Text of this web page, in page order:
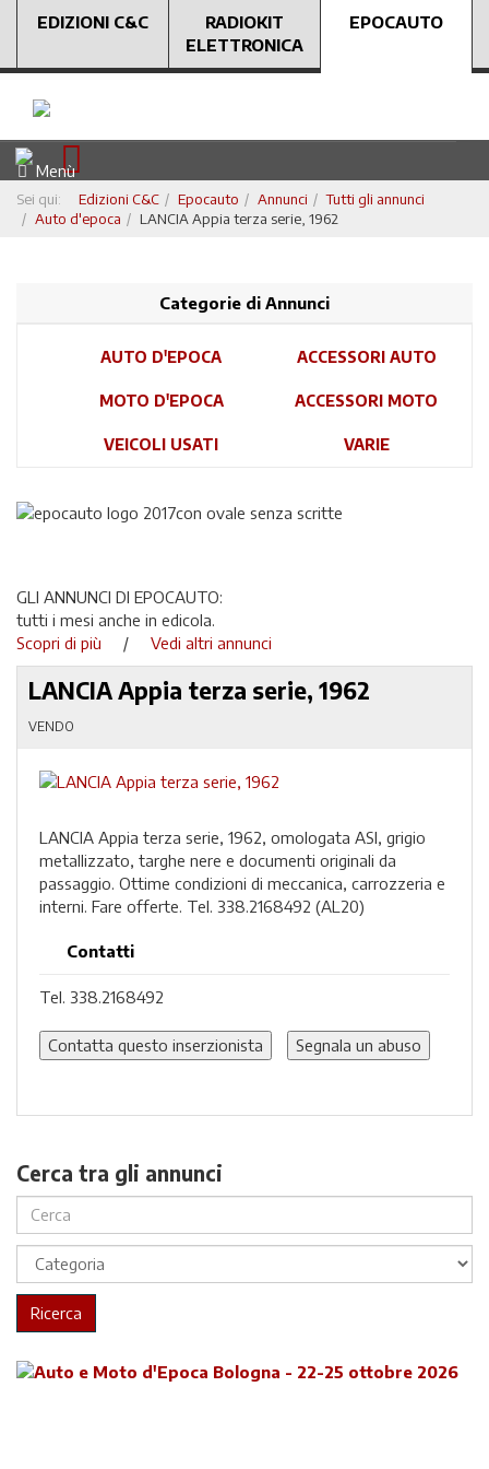
EDIZIONI C&C
RADIOKIT
ELETTRONICA
EPOCAUTO
Menù
Sei qui: Edizioni C&C Epocauto Annunci
Tutti gli annunci
Auto d'epoca
LANCIA Appia terza serie, 1962
Categorie di Annunci
AUTO D'EPOCA ACCESSORI AUTO
MOTO D'EPOCA ACCESSORI MOTO
VEICOLI USATI VARIE
GLI ANNUNCI DI EPOCAUTO:
tutti i mesi anche in edicola.
Scopri di più
/ Vedi altri annunci
LANCIA Appia terza serie, 1962
VENDO
LANCIA Appia terza serie, 1962, omologata ASI, grigio
metallizzato, targhe nere e documenti originali da
passaggio. Ottime condizioni di meccanica, carrozzeria e
interni. Fare offerte. Tel. 338.2168492 (AL20)
Contatti
Tel. 338.2168492
Contatta questo inserzionista Segnala un abuso
Cerca tra gli annunci
Ricerca